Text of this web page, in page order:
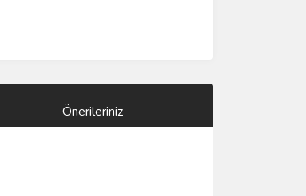
Önerileriniz